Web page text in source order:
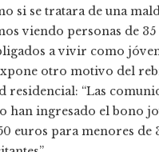
si se tratara de una
viendo personas de
a vivir como
otro motivo del
residencial: “Las
han ingresado el bono
euros para menores de